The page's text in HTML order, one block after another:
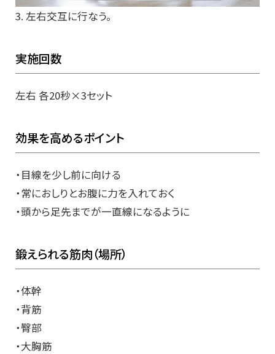
3. 左右交互に行なう。
実施回数
左右 各20秒×3セット
効果を高めるポイント
・目線を少し前に向ける
・常におしりとお腹に力を入れておく
・頭から足先までが一直線になるように
鍛えられる筋肉（場所）
・体幹
・背筋
・臀部
・大胸筋